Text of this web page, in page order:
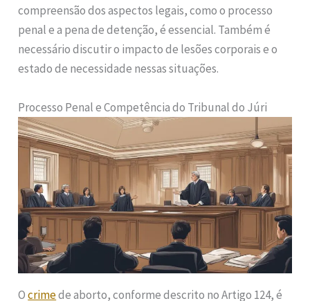
compreensão dos aspectos legais, como o processo
penal e a pena de detenção, é essencial. Também é
necessário discutir o impacto de lesões corporais e o
estado de necessidade nessas situações.
Processo Penal e Competência do Tribunal do Júri
Ocrimede aborto, conforme descrito no Artigo 124, é